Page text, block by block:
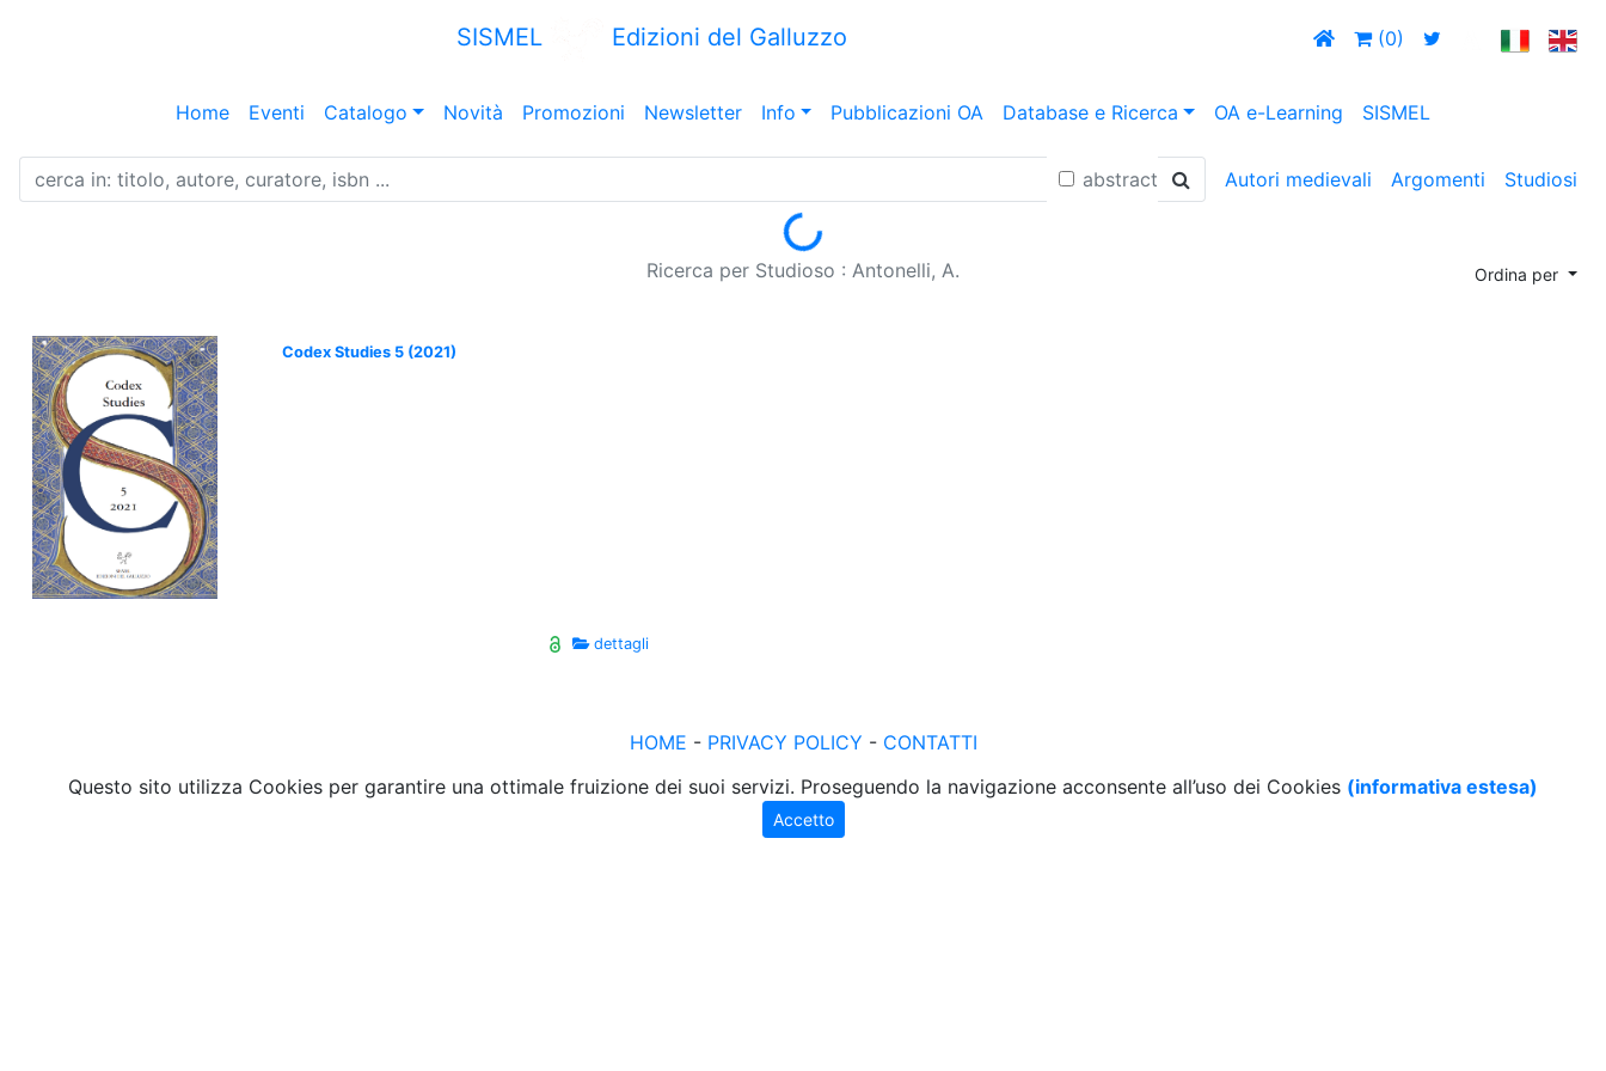
SISMEL Edizioni del Galluzzo (0)
Home Eventi Catalogo Novità Promozioni Newsletter Info Pubblicazioni OA Database e Ricerca OA e-Learning SISMEL
abstract Autori medievali Argomenti Studiosi
Loading...
Ricerca per Studioso : Antonelli, A. Ordina per
Codex Studies 5 (2021)
dettagli
HOME - PRIVACY POLICY - CONTATTI
Questo sito utilizza Cookies per garantire una ottimale fruizione dei suoi servizi. Proseguendo la navigazione acconsente all’uso dei Cookies (informativa estesa)
Accetto